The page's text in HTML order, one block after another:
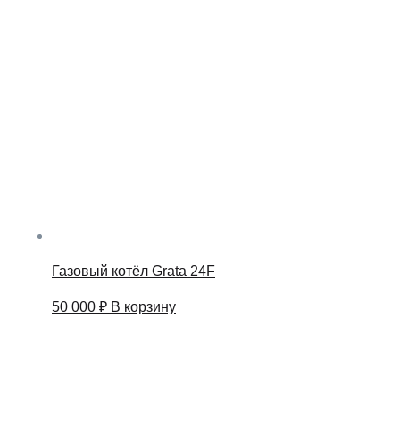
Газовый котёл Grata 24F
50 000 ₽ В корзину